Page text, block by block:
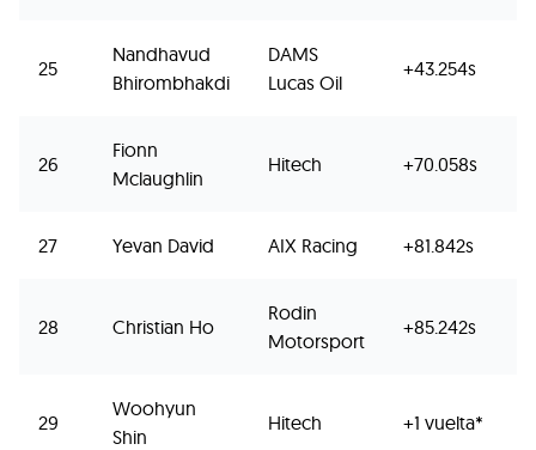
25
Nandhavud
Bhirombhakdi
DAMS
Lucas Oil
+43.254s
26
Fionn
Mclaughlin
Hitech +70.058s
27 Yevan David AIX Racing +81.842s
28 Christian Ho
Rodin
Motorsport
+85.242s
29
Woohyun
Shin
Hitech +1 vuelta*